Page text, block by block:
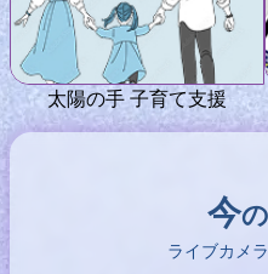
太陽の手 子育て支援
今の
ライブカメラ